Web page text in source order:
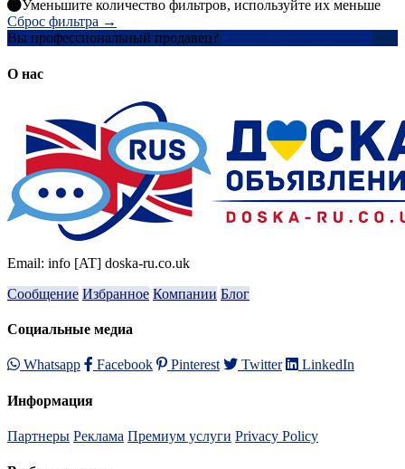
Уменьшите количество фильтров, используйте их меньше
Сброс фильтра →
Вы профессиональный продавец?
О нас
Email: info [AT] doska-ru.co.uk
Сообщение Избранное Компании Блог
Социальные медиа
Whatsapp Facebook Pinterest Twitter LinkedIn
Информация
Партнеры Реклама Премиум услуги Privacy Policy